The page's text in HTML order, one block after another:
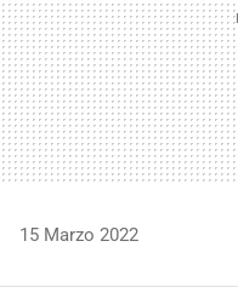
15 Marzo 2022